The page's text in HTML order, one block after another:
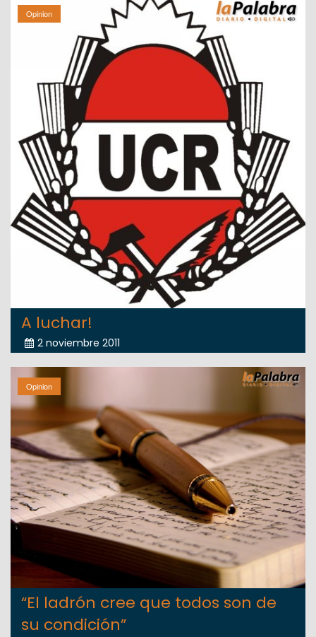
Opinion
A luchar!
2 noviembre 2011
Opinion
“El ladrón cree que todos son de
su condición”